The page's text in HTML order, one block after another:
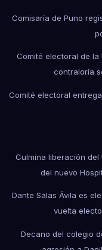
Comisaría de Puno
Comité electoral de la
contraloría
Comité electoral
Culmina liberación
del nuevo
Dante Salas Ávila es
vuelta
Decano del colegio